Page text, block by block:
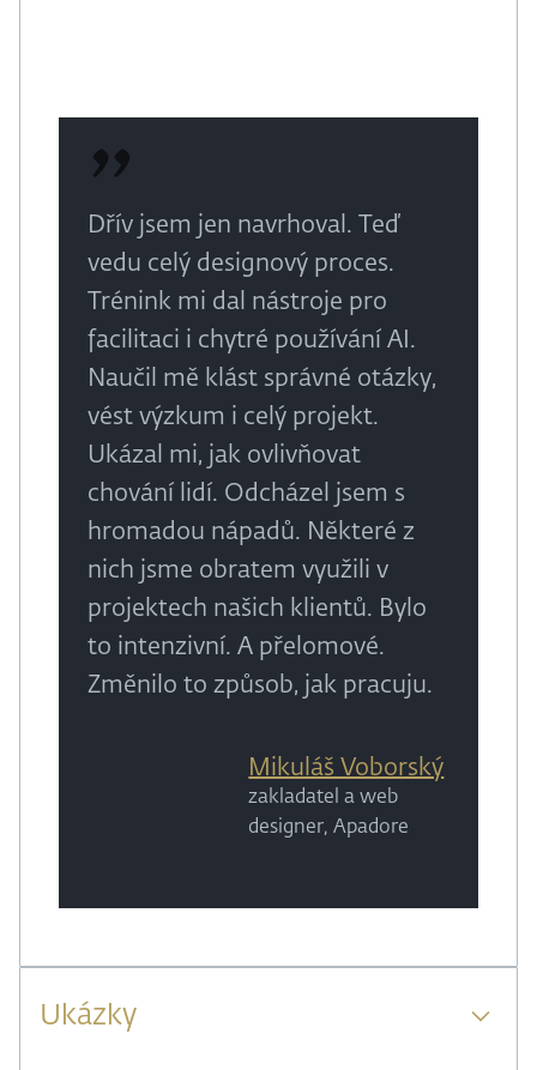
Dřív jsem jen navrhoval. Teď
vedu celý designový proces.
Trénink mi dal nástroje pro
facilitaci i chytré používání AI.
Naučil mě klást správné otázky,
vést výzkum i celý projekt.
Ukázal mi, jak ovlivňovat
chování lidí. Odcházel jsem s
hromadou nápadů. Některé z
nich jsme obratem využili v
projektech našich klientů. Bylo
to intenzivní. A přelomové.
Změnilo to způsob, jak pracuju.
Mikuláš Voborský
zakladatel a web
designer, Apadore
Ukázky